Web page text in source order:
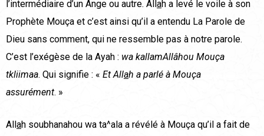
l’intermédiaire d’un Ange ou autre. All ah a levé le voile à son
Prophète Mouça et c’est ainsi qu’il a entendu La Parole de
Dieu sans comment, qui ne ressemble pas à notre parole.
C’est l’exégèse de la Ayah : wa kallamAllâhou Mouça
tkliimaa. Qui signifie : « Et Allah a parlé à Mouça
assurément. »
Allah soubhanahou wa ta^ala a révélé à Mouça qu’il a fait de